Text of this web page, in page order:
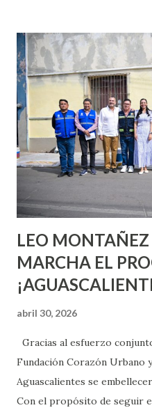
conoces ni la mitad de lo
quienes ya han tenido
o expertas en el tema.
aprender y nuevas
chica y aún no has tenido
pienses que el sexo será
experimentarlo, pero como
experiencia te dirá,
son suficientemen...
LEO MONTAÑEZ
MARCHA EL
abril 30, 2026
Gracias al esfuerzo
Fundación Corazón Urbano
Aguascalientes se
Con el propósito de seguir